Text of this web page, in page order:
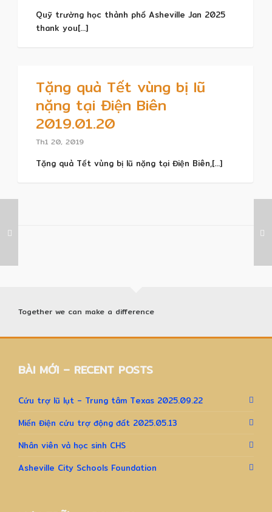
Quỹ trường học thành phố Asheville Jan 2025
thank you[...]
Tặng quà Tết vùng bị lũ
nặng tại Điện Biên
2019.01.20
Th1 20, 2019
Tặng quà Tết vùng bị lũ nặng tại Điện Biên,[...]
Together we can make a difference
BÀI MỚI – RECENT POSTS
Cứu trợ lũ lụt – Trung tâm Texas 2025.09.22
Miến Điện cứu trợ động đất 2025.05.13
Nhân viên và học sinh CHS
Asheville City Schools Foundation